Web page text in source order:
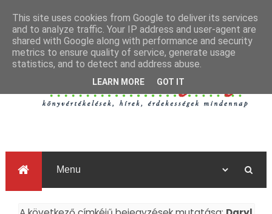
This site uses cookies from Google to deliver its services
and to analyze traffic. Your IP address and user-agent are
shared with Google along with performance and security
metrics to ensure quality of service, generate usage
statistics, and to detect and address abuse.
LEARN MORE GOT IT